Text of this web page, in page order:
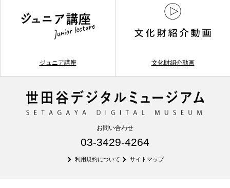
ジュニア講座 文化財紹介動画
お問い合わせ
03-3429-4264
利用規約について サイトマップ